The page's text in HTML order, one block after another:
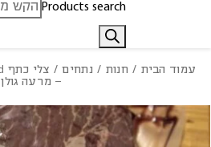
Products search
עמוד הבית / חנות / נתחים
– מרעה גולן